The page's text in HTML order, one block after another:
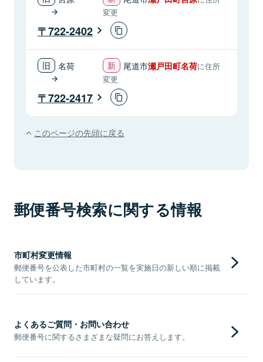
変更
722-2402
名荷 尾道市瀬戸田町名荷に住所
変更
722-2417
このページの先頭に戻る
郵便番号検索に関する情報
市町村変更情報
郵便番号を公表した市町村の一覧を実施日の新しい順に掲載
しています。
よくあるご質問・お問い合わせ
郵便番号に関するさまざまな疑問にお答えします。